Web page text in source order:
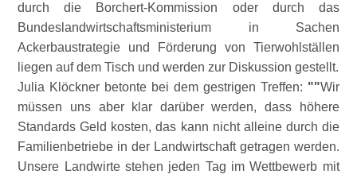
durch die Borchert-Kommission oder durch das
Bundeslandwirtschaftsministerium in Sachen
Ackerbaustrategie und Förderung von Tierwohlställen
liegen auf dem Tisch und werden zur Diskussion gestellt.
Julia Klöckner betonte bei dem gestrigen Treffen:
Wir
müssen uns aber klar darüber werden, dass höhere
Standards Geld kosten, das kann nicht alleine durch die
Familienbetriebe in der Landwirtschaft getragen werden.
Unsere Landwirte stehen jeden Tag im Wettbewerb mit